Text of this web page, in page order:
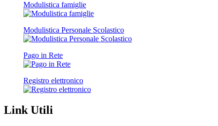
Modulistica famiglie
Modulistica Personale Scolastico
Pago in Rete
Registro elettronico
Link Utili